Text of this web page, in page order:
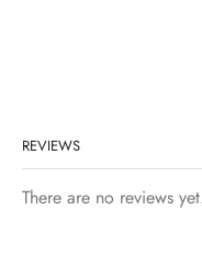
REVIEWS
There are no reviews